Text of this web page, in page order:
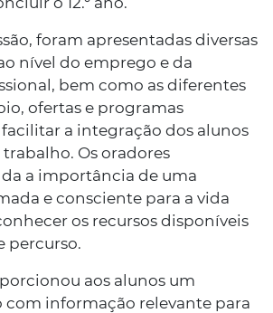
foram apresentadas diversas
nível do emprego e da
bem como as diferentes
ofertas e programas
a integração dos alunos
Os oradores
a importância de uma
e consciente para a vida
os recursos disponíveis
percurso.
aos alunos um
informação relevante para